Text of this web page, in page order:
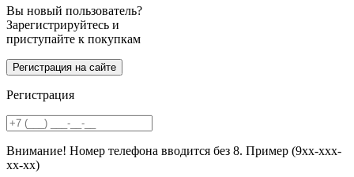
Вы новый пользователь?
Зарегистрируйтесь и
приступайте к покупкам
Регистрация
Внимание! Номер телефона вводится без 8. Пример (9хх-ххх-
хх-хх)